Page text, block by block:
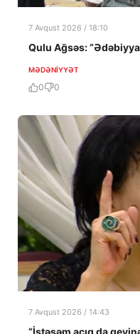
7 Avqust 2026 / 18:10
Qulu Ağsəs:
MƏDƏNIYYƏT
0 0
7 Avqust 2026 / 14:43